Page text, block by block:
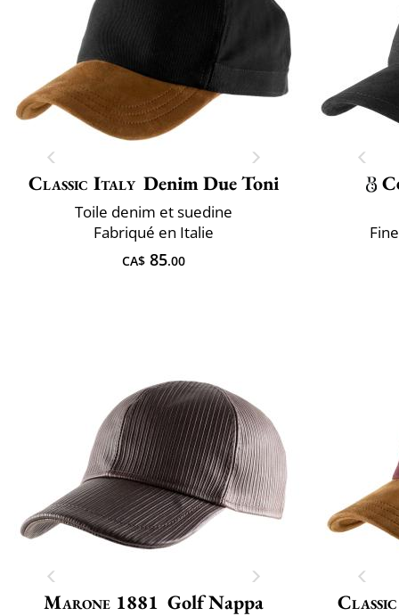
Classic Italy Denim Due Toni
Toile denim et suedine
Fabriqué en Italie
CA$ 85.00
Marone 1881 Golf Nappa